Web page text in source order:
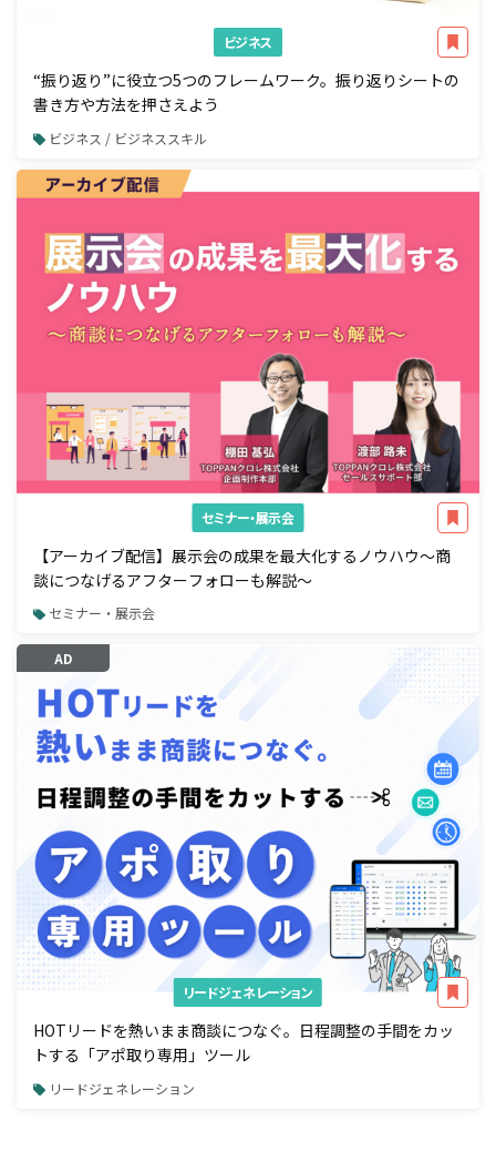
ビジネス
“振り返り”に役立つ5つのフレームワーク。振り返りシートの
書き方や方法を押さえよう
ビジネス / ビジネススキル
セミナー・展示会
【アーカイブ配信】展示会の成果を最大化するノウハウ～商
談につなげるアフターフォローも解説～
セミナー・展示会
AD
リードジェネレーション
HOTリードを熱いまま商談につなぐ。日程調整の手間をカッ
トする「アポ取り専用」ツール
リードジェネレーション